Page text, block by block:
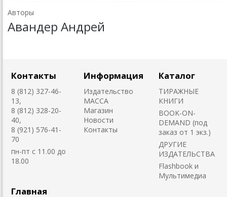
Авторы
Авандер Андрей
Контакты
8 (812) 327-46-
13,
8 (812) 328-20-
40,
8 (921) 576-41-
70
пн-пт с 11.00 до
18.00
Информация
Издательство
MACCA
Магазин
Новости
Контакты
Каталог
ТИРАЖНЫЕ
КНИГИ
BOOK-ON-
DEMAND (под
заказ от 1 экз.)
ДРУГИЕ
ИЗДАТЕЛЬСТВА
Flashbook и
Мультимедиа
Главная